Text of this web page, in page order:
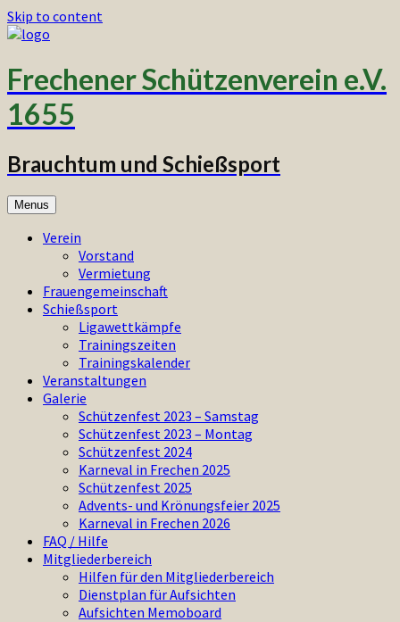
Skip to content
Frechener Schützenverein e.V.
1655
Brauchtum und Schießsport
Menus
Verein
Vorstand
Vermietung
Frauengemeinschaft
Schießsport
Ligawettkämpfe
Trainingszeiten
Trainingskalender
Veranstaltungen
Galerie
Schützenfest 2023 – Samstag
Schützenfest 2023 – Montag
Schützenfest 2024
Karneval in Frechen 2025
Schützenfest 2025
Advents- und Krönungsfeier 2025
Karneval in Frechen 2026
FAQ / Hilfe
Mitgliederbereich
Hilfen für den Mitgliederbereich
Dienstplan für Aufsichten
Aufsichten Memoboard